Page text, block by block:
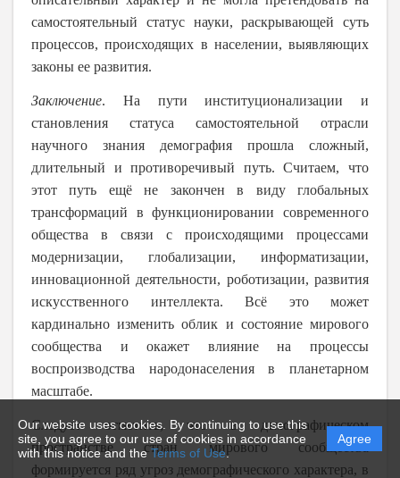
Our website uses cookies. By continuing to use this
site, you agree to our use of cookies in accordance
with this notice and theTerms of Use.
Agree
самостоятельный статус науки, раскрывающей суть
процессов, происходящих в населении, выявляющих
законы ее развития.
Заключение. На пути институционализации и
становления статуса самостоятельной отрасли
научного знания демография прошла сложный,
длительный и противоречивый путь. Считаем, что
этот путь ещё не закончен в виду глобальных
трансформаций в функционировании современного
общества в связи с происходящими процессами
модернизации, глобализации, информатизации,
инновационной деятельности, роботизации, развития
искусственного интеллекта. Всё это может
кардинально изменить облик и состояние мирового
сообщества и окажет влияние на процессы
воспроизводства народонаселения в планетарном
масштабе.
Следует отметить, что в демографическом
пространстве стран мирового сообщества
формируется ряд угроз демографического характера, в